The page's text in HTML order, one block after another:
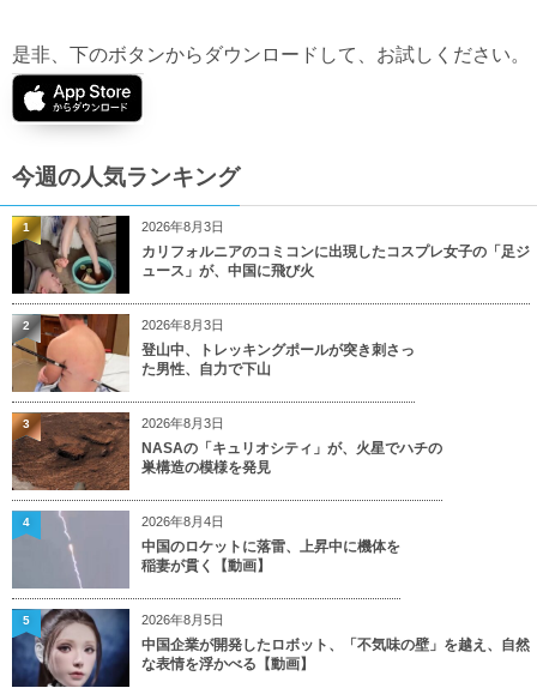
是非、下のボタンからダウンロードして、お試しください。
今週の人気ランキング
2026年8月3日
カリフォルニアのコミコンに出現したコスプレ女子の「足ジ
ュース」が、中国に飛び火
1
2026年8月3日
登山中、トレッキングポールが突き刺さっ
た男性、自力で下山
2
2026年8月3日
NASAの「キュリオシティ」が、火星でハチの
巣構造の模様を発見
3
2026年8月4日
中国のロケットに落雷、上昇中に機体を
稲妻が貫く【動画】
4
2026年8月5日
中国企業が開発したロボット、「不気味の壁」を越え、自然
な表情を浮かべる【動画】
5